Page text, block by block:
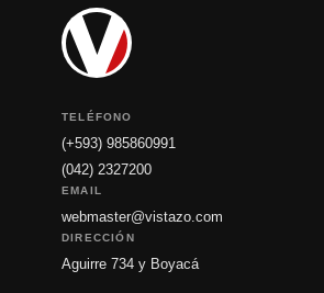
TELÉFONO
(+593) 985860991
(042) 2327200
EMAIL
webmaster@vistazo.com
DIRECCIÓN
Aguirre 734 y Boyacá